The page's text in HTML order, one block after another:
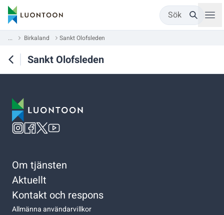
Sök
... Birkaland Sankt Olofsleden
Sankt Olofsleden
Om tjänsten
Aktuellt
Kontakt och respons
Allmänna användarvillkor